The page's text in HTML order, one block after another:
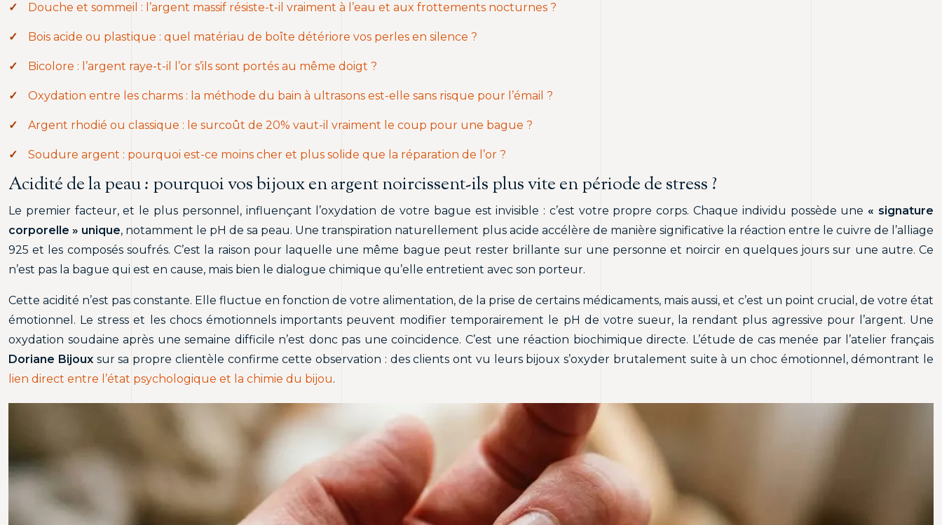
Douche et sommeil : l’argent massif résiste-t-il vraiment à l’eau et aux frottements nocturnes ?
Bois acide ou plastique : quel matériau de boîte détériore vos perles en silence ?
Bicolore : l’argent raye-t-il l’or s’ils sont portés au même doigt ?
Oxydation entre les charms : la méthode du bain à ultrasons est-elle sans risque pour l’émail ?
Argent rhodié ou classique : le surcoût de 20% vaut-il vraiment le coup pour une bague ?
Soudure argent : pourquoi est-ce moins cher et plus solide que la réparation de l’or ?
Acidité de la peau : pourquoi vos bijoux en argent noircissent-ils plus vite en période de stress ?
Le premier facteur, et le plus personnel, influençant l’oxydation de votre bague est invisible : c’est votre propre corps. Chaque individu possède une « signature
corporelle » unique, notamment le pH de sa peau. Une transpiration naturellement plus acide accélère de manière significative la réaction entre le cuivre de l’alliage
925 et les composés soufrés. C’est la raison pour laquelle une même bague peut rester brillante sur une personne et noircir en quelques jours sur une autre. Ce
n’est pas la bague qui est en cause, mais bien le dialogue chimique qu’elle entretient avec son porteur.
Cette acidité n’est pas constante. Elle fluctue en fonction de votre alimentation, de la prise de certains médicaments, mais aussi, et c’est un point crucial, de votre état
émotionnel. Le stress et les chocs émotionnels importants peuvent modifier temporairement le pH de votre sueur, la rendant plus agressive pour l’argent. Une
oxydation soudaine après une semaine difficile n’est donc pas une coïncidence. C’est une réaction biochimique directe. L’étude de cas menée par l’atelier français
Doriane Bijouxsur sa propre clientèle confirme cette observation : des clients ont vu leurs bijoux s’oxyder brutalement suite à un choc émotionnel, démontrant le
lien direct entre l’état psychologique et la chimie du bijou.